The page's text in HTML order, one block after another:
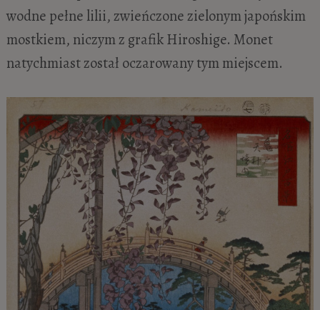
wodne pełne lilii, zwieńczone zielonym japońskim
mostkiem, niczym z grafik Hiroshige. Monet
natychmiast został oczarowany tym miejscem.